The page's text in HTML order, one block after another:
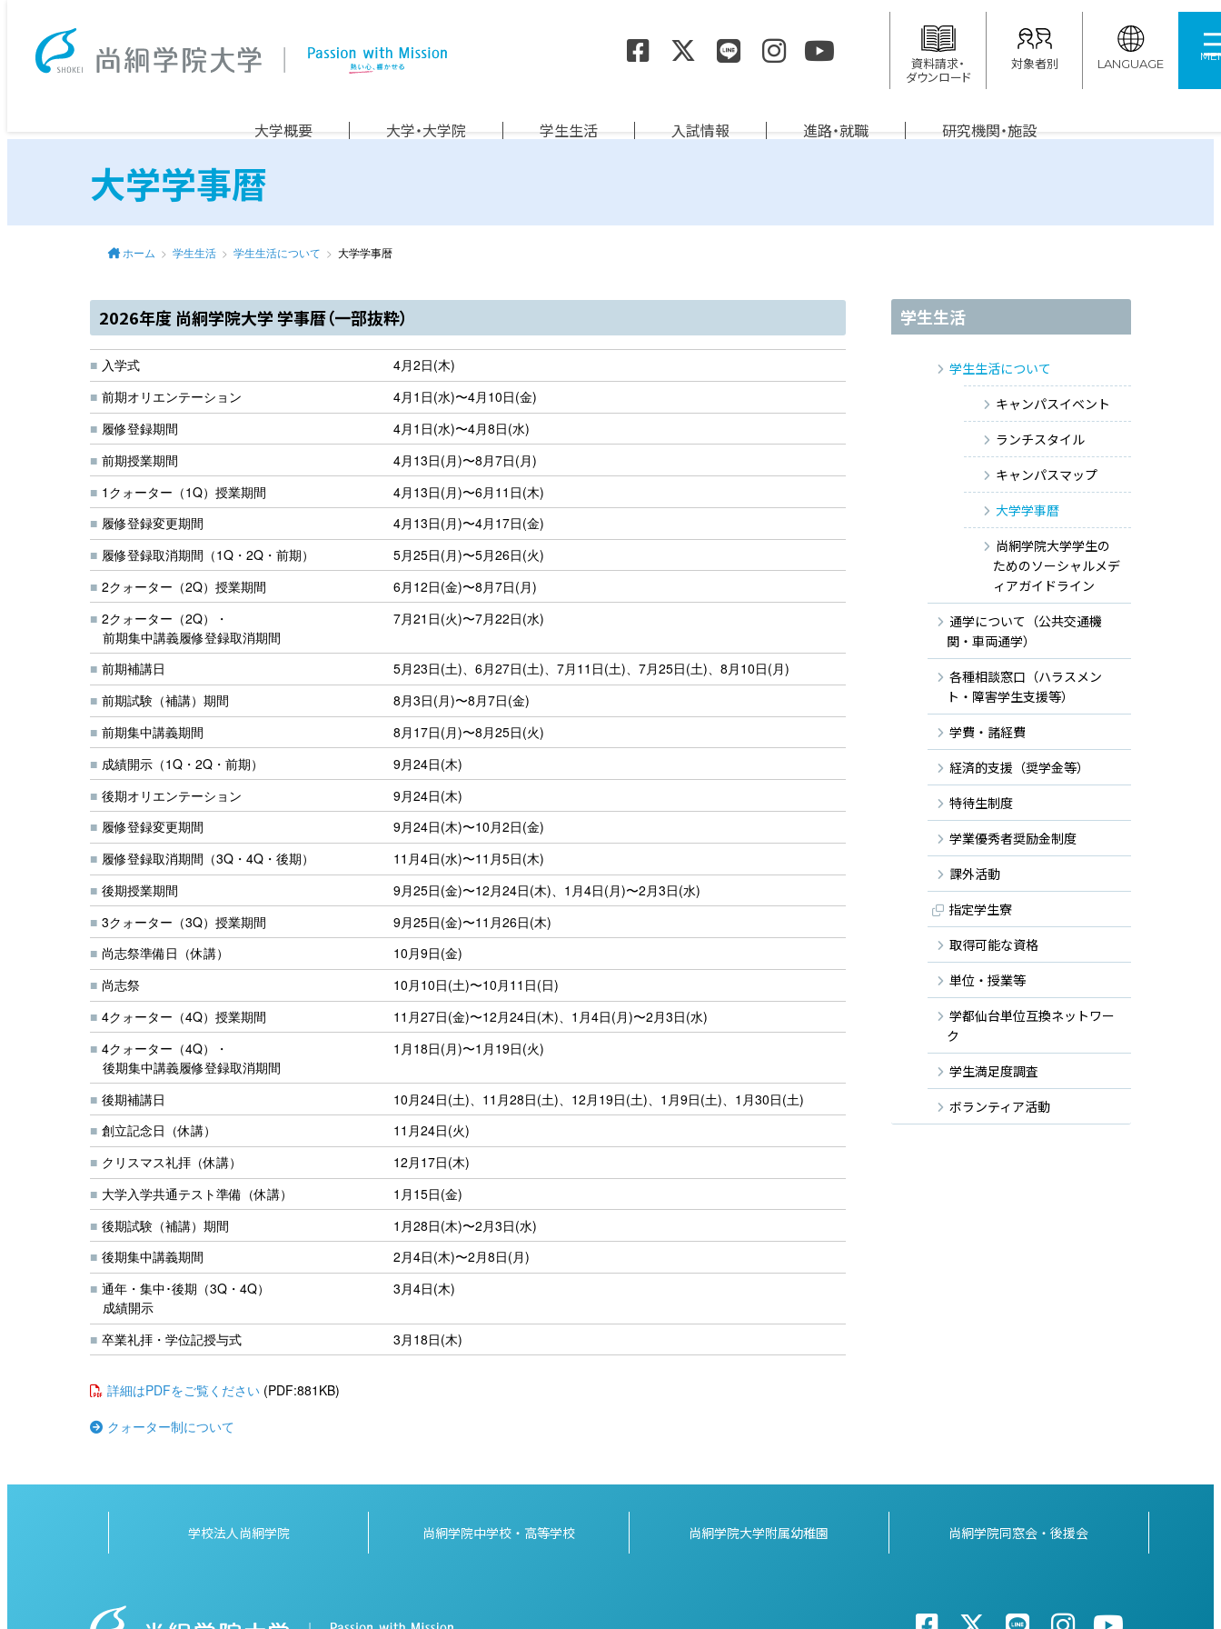
資料請求・
ダウンロード
対象者別 LANGUAGE
大学概要 大学・大学院 学生生活 入試情報 進路・就職 研究機関・施設
大学学事暦
ホーム 学生生活 学生生活について 大学学事暦
2026年度 尚絅学院大学 学事暦（一部抜粋）
入学式
4月2日(木)
前期オリエンテーション
4月1日(水)〜4月10日(金)
履修登録期間
4月1日(水)〜4月8日(水)
前期授業期間
4月13日(月)〜8月7日(月)
1クォーター（1Q）授業期間
4月13日(月)〜6月11日(木)
履修登録変更期間
4月13日(月)〜4月17日(金)
履修登録取消期間（1Q・2Q・前期）
5月25日(月)〜5月26日(火)
2クォーター（2Q）授業期間
6月12日(金)〜8月7日(月)
2クォーター（2Q）・
前期集中講義履修登録取消期間
7月21日(火)〜7月22日(水)
前期補講日
5月23日(土)、6月27日(土)、7月11日(土)、7月25日(土)、8月10日(月)
前期試験（補講）期間
8月3日(月)〜8月7日(金)
前期集中講義期間
8月17日(月)〜8月25日(火)
成績開示（1Q・2Q・前期）
9月24日(木)
後期オリエンテーション
9月24日(木)
履修登録変更期間
9月24日(木)〜10月2日(金)
履修登録取消期間（3Q・4Q・後期）
11月4日(水)〜11月5日(木)
後期授業期間
9月25日(金)〜12月24日(木)、1月4日(月)〜2月3日(水)
3クォーター（3Q）授業期間
9月25日(金)〜11月26日(木)
尚志祭準備日（休講）
10月9日(金)
尚志祭
10月10日(土)〜10月11日(日)
4クォーター（4Q）授業期間
11月27日(金)〜12月24日(木)、1月4日(月)〜2月3日(水)
4クォーター（4Q）・
後期集中講義履修登録取消期間
1月18日(月)〜1月19日(火)
後期補講日
10月24日(土)、11月28日(土)、12月19日(土)、1月9日(土)、1月30日(土)
創立記念日（休講）
11月24日(火)
クリスマス礼拝（休講）
12月17日(木)
大学入学共通テスト準備（休講）
1月15日(金)
後期試験（補講）期間
1月28日(木)〜2月3日(水)
後期集中講義期間
2月4日(木)〜2月8日(月)
通年・集中･後期（3Q・4Q）
成績開示
3月4日(木)
卒業礼拝・学位記授与式 3月18日(木)
詳細はPDFをご覧ください (PDF:881KB)
クォーター制について
学生生活
学生生活について
キャンパスイベント
ランチスタイル
キャンパスマップ
大学学事暦
尚絅学院大学学生の
ためのソーシャルメデ
ィアガイドライン
通学について（公共交通機
関・車両通学）
各種相談窓口（ハラスメン
ト・障害学生支援等）
学費・諸経費
経済的支援（奨学金等）
特待生制度
学業優秀者奨励金制度
課外活動
指定学生寮
取得可能な資格
単位・授業等
学都仙台単位互換ネットワー
ク
学生満足度調査
ボランティア活動
学校法人尚絅学院 尚絅学院中学校・高等学校 尚絅学院大学附属幼稚園 尚絅学院同窓会・後援会